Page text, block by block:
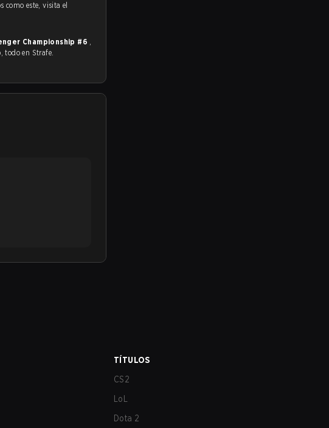
como este, visita el
Championship #6 ,
todo en Strafe.
TÍTULOS
CS2
LoL
Dota 2